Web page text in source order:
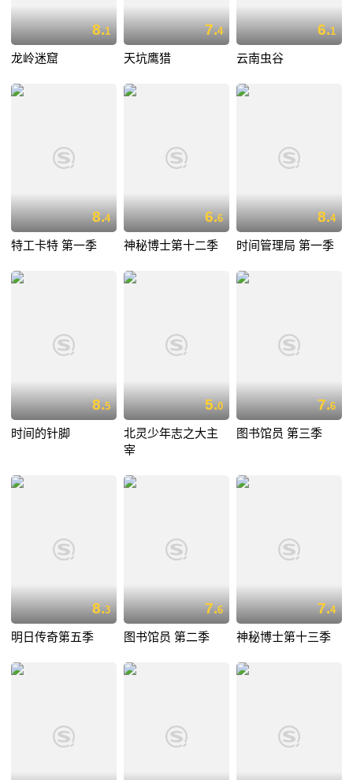
8.1
龙岭迷窟
7.4
天坑鹰猎
6.1
云南虫谷
8.4
特工卡特 第一季
6.6
神秘博士第十二季
8.4
时间管理局 第一季
8.5
时间的针脚
5.0
北灵少年志之大主
宰
7.6
图书馆员 第三季
8.3
明日传奇第五季
7.6
图书馆员 第二季
7.4
神秘博士第十三季